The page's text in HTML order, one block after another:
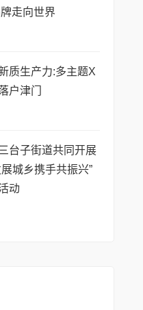
走向世界
质生产力:多主题X
户津门
台子街道共同开展
城乡携手共振兴”
动